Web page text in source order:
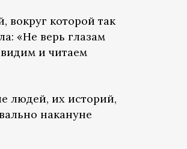
вокруг которой так
«Не верь глазам
видим и читаем
людей, их историй,
накануне